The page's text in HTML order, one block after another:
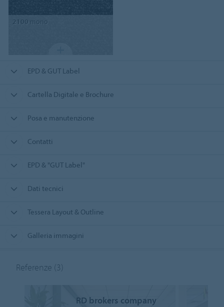
2100 mono
EPD & GUT Label
Cartella Digitale e Brochure
Posa e manutenzione
Contatti
EPD & "GUT Label"
Dati tecnici
Tessera Layout & Outline
Galleria immagini
Referenze (3)
RD brokers company